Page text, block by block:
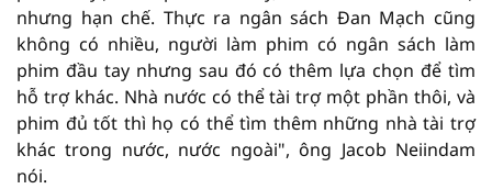
nhưng hạn chế. Thực ra ngân sách Đan Mạch cũng
không có nhiều, người làm phim có ngân sách làm
phim đầu tay nhưng sau đó có thêm lựa chọn để tìm
hỗ trợ khác. Nhà nước có thể tài trợ một phần thôi, và
phim đủ tốt thì họ có thể tìm thêm những nhà tài trợ
khác trong nước, nước ngoài", ông Jacob Neiindam
nói.